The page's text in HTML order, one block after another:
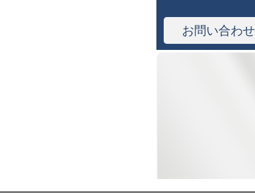
お問い合わせ